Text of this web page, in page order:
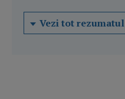
Vezi tot rezumatul